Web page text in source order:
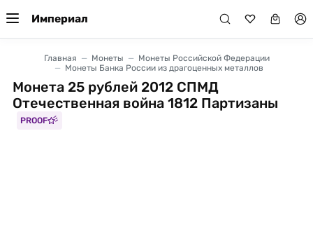
Империал
Главная Монеты
Монеты Российской Федерации
Монеты Банка России из драгоценных металлов
Монета 25 рублей 2012 СПМД
Отечественная война 1812 Партизаны
PROOF